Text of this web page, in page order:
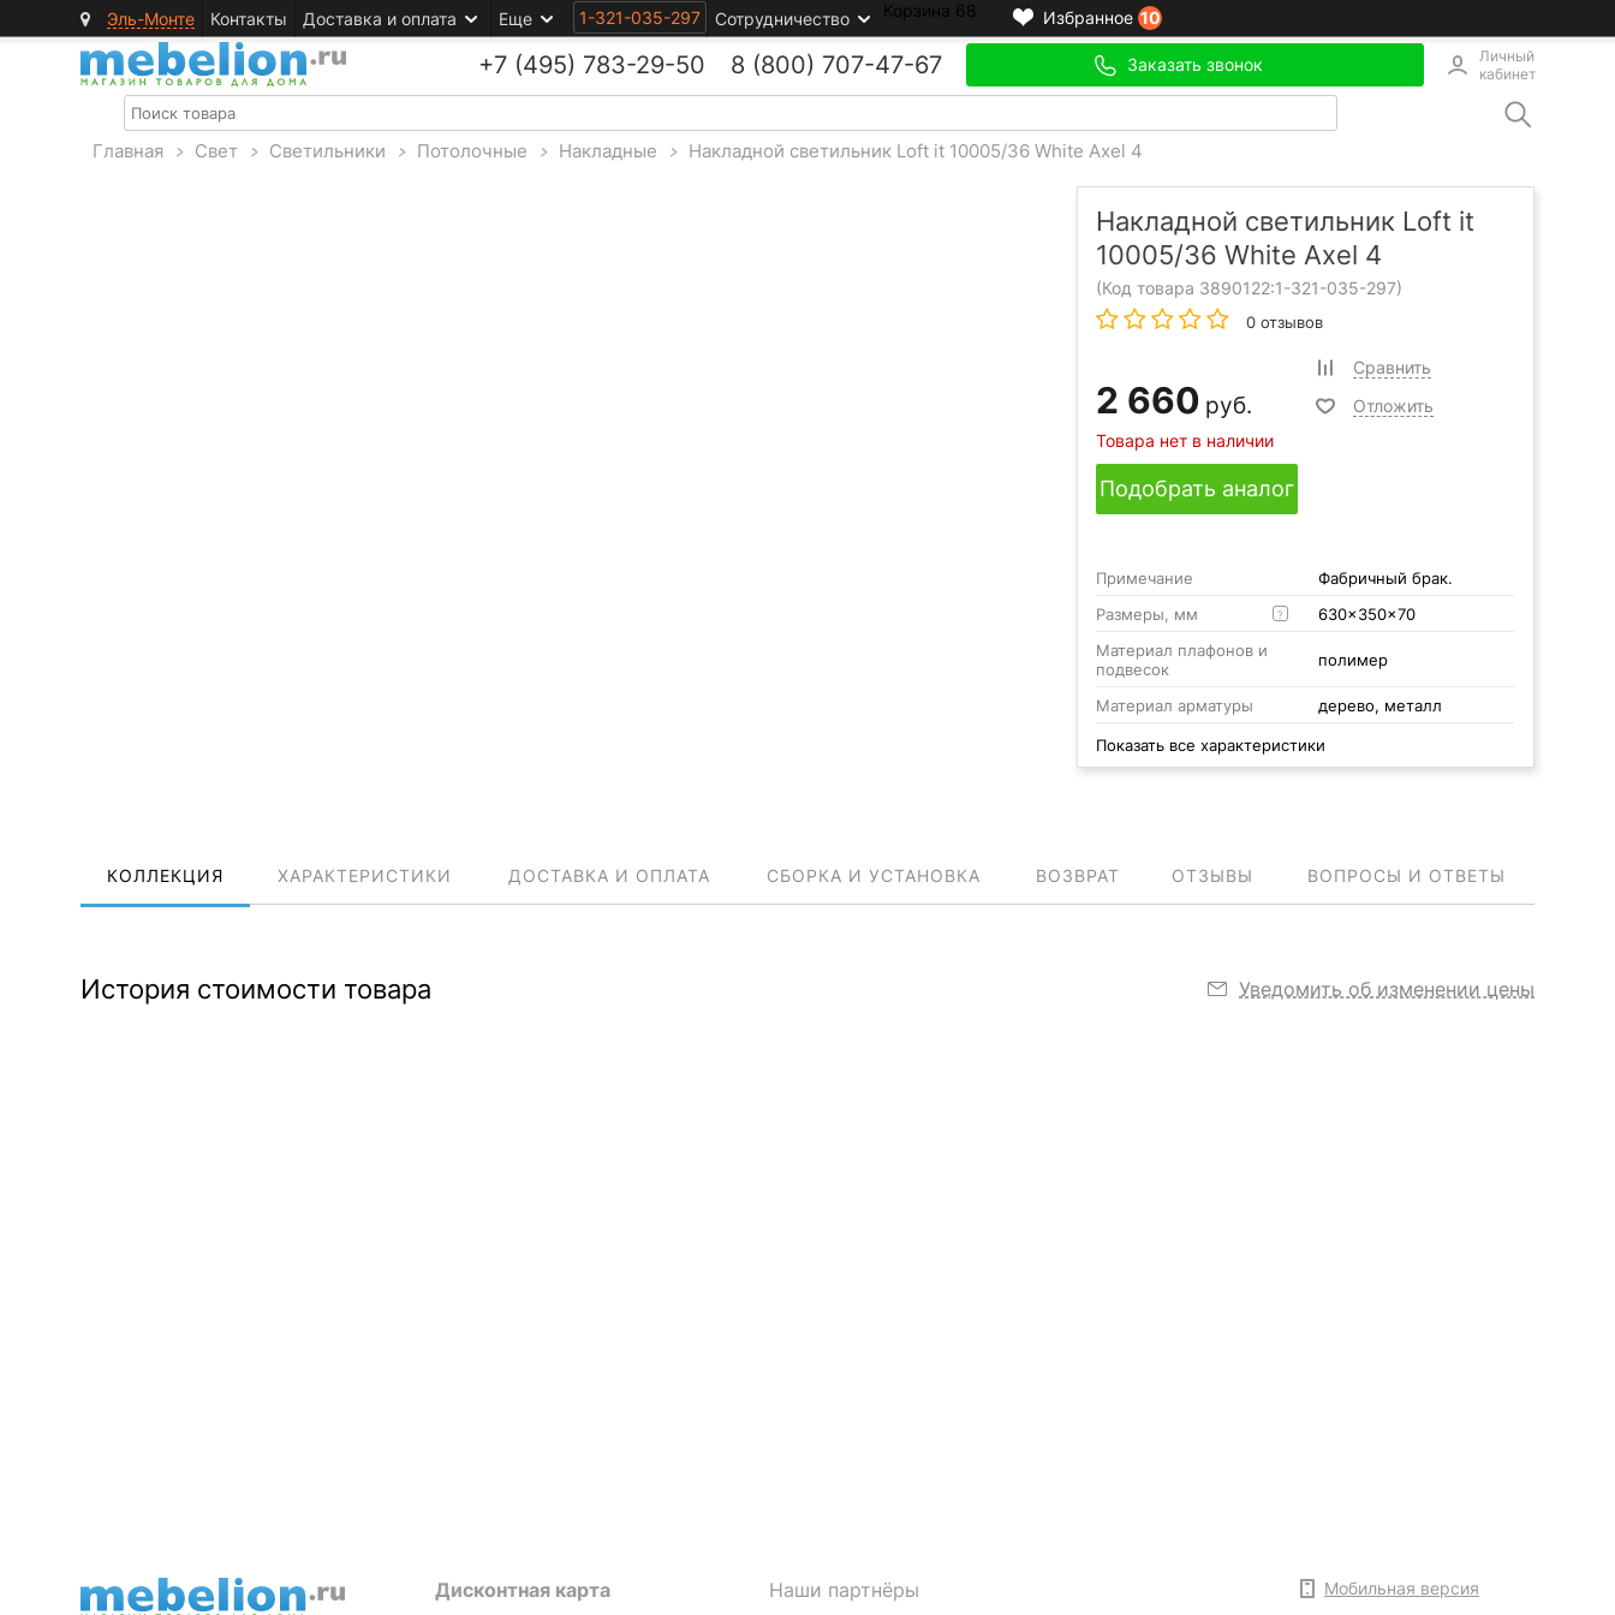
Эль-Монте Контакты Доставка и оплата Еще 1-321-035-297 Сотрудничество Избранное 10
Корзина 68
+7 (495) 783-29-50 8 (800) 707-47-67 Заказать звонок
Личный
кабинет
Главная > Свет > Светильники > Потолочные > Накладные > Накладной светильник Loft it 10005/36 White Axel 4
Накладной светильник Loft it
10005/36 White Axel 4
(Код товара 3890122:1-321-035-297)
0 отзывов
2 660 руб.
Товара нет в наличии
Сравнить
Отложить
Подобрать аналог
Примечание
Фабричный брак.
Размеры, мм
?
630x350x70
Материал плафонов и
подвесок
полимер
Материал арматуры дерево, металл
Показать все характеристики
КОЛЛЕКЦИЯ ХАРАКТЕРИСТИКИ ДОСТАВКА И ОПЛАТА СБОРКА И УСТАНОВКА ВОЗВРАТ ОТЗЫВЫ ВОПРОСЫ И ОТВЕТЫ
История стоимости товара Уведомить об изменении цены
Дисконтная карта
Наши партнёры
Мобильная версия